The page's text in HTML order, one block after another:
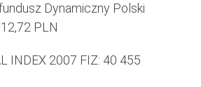
Dynamiczny Polski
PLN
INDEX 2007 FIZ: 40 455